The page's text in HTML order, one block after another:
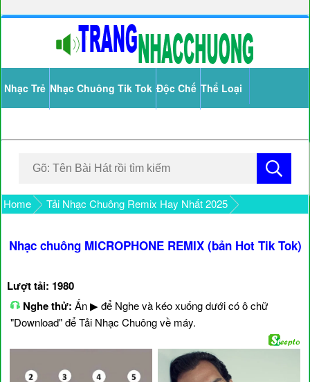
Nhạc Trẻ Nhạc Chuông Tik Tok Độc Chế Thể Loại
Home Tải Nhạc Chuông Remix Hay Nhất 2025
Nhạc chuông MICROPHONE REMIX (bản Hot Tik Tok)
Lượt tải: 1980
Nghe thử: Ấn ▶ để Nghe và kéo xuống dưới có ô chữ
"Download" để Tải Nhạc Chuông về máy.